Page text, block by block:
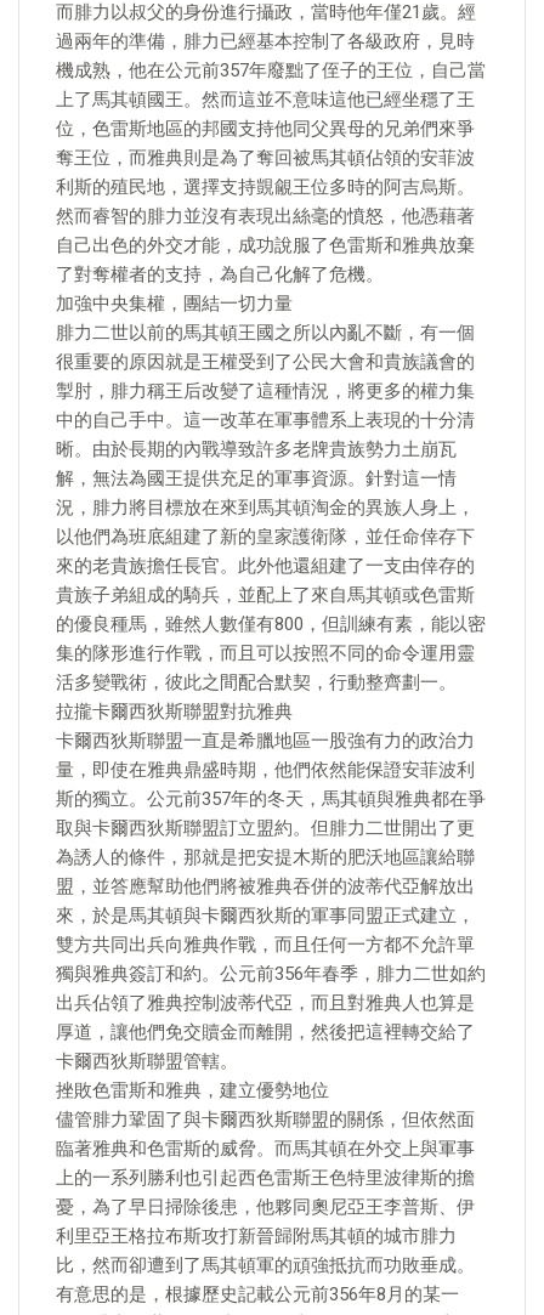
而腓力以叔父的身份進行攝政，當時他年僅21歲。經
過兩年的準備，腓力已經基本控制了各級政府，見時
機成熟，他在公元前357年廢黜了侄子的王位，自己當
上了馬其頓國王。然而這並不意味這他已經坐穩了王
位，色雷斯地區的邦國支持他同父異母的兄弟們來爭
奪王位，而雅典則是為了奪回被馬其頓佔領的安菲波
利斯的殖民地，選擇支持覬覦王位多時的阿吉烏斯。
然而睿智的腓力並沒有表現出絲毫的憤怒，他憑藉著
自己出色的外交才能，成功說服了色雷斯和雅典放棄
了對奪權者的支持，為自己化解了危機。
加強中央集權，團結一切力量
腓力二世以前的馬其頓王國之所以內亂不斷，有一個
很重要的原因就是王權受到了公民大會和貴族議會的
掣肘，腓力稱王后改變了這種情況，將更多的權力集
中的自己手中。這一改革在軍事體系上表現的十分清
晰。由於長期的內戰導致許多老牌貴族勢力土崩瓦
解，無法為國王提供充足的軍事資源。針對這一情
況，腓力將目標放在來到馬其頓淘金的異族人身上，
以他們為班底組建了新的皇家護衛隊，並任命倖存下
來的老貴族擔任長官。此外他還組建了一支由倖存的
貴族子弟組成的騎兵，並配上了來自馬其頓或色雷斯
的優良種馬，雖然人數僅有800，但訓練有素，能以密
集的隊形進行作戰，而且可以按照不同的命令運用靈
活多變戰術，彼此之間配合默契，行動整齊劃一。
拉攏卡爾西狄斯聯盟對抗雅典
卡爾西狄斯聯盟一直是希臘地區一股強有力的政治力
量，即使在雅典鼎盛時期，他們依然能保證安菲波利
斯的獨立。公元前357年的冬天，馬其頓與雅典都在爭
取與卡爾西狄斯聯盟訂立盟約。但腓力二世開出了更
為誘人的條件，那就是把安提木斯的肥沃地區讓給聯
盟，並答應幫助他們將被雅典吞併的波蒂代亞解放出
來，於是馬其頓與卡爾西狄斯的軍事同盟正式建立，
雙方共同出兵向雅典作戰，而且任何一方都不允許單
獨與雅典簽訂和約。公元前356年春季，腓力二世如約
出兵佔領了雅典控制波蒂代亞，而且對雅典人也算是
厚道，讓他們免交贖金而離開，然後把這裡轉交給了
卡爾西狄斯聯盟管轄。
挫敗色雷斯和雅典，建立優勢地位
儘管腓力鞏固了與卡爾西狄斯聯盟的關係，但依然面
臨著雅典和色雷斯的威脅。而馬其頓在外交上與軍事
上的一系列勝利也引起西色雷斯王色特里波律斯的擔
憂，為了早日掃除後患，他夥同奧尼亞王李普斯、伊
利里亞王格拉布斯攻打新晉歸附馬其頓的城市腓力
比，然而卻遭到了馬其頓軍的頑強抵抗而功敗垂成。
有意思的是，根據歷史記載公元前356年8月的某一